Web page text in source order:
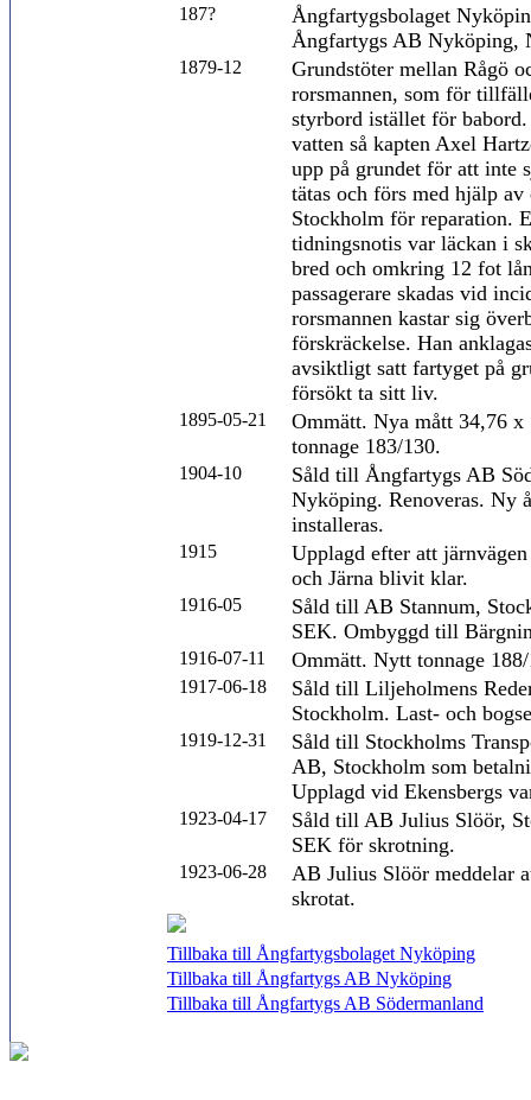
187?
Ångfartygsbolaget
Ångfartygs AB Nyköping,
1879-12
Grundstöter mellan Rågö
rorsmannen, som för
styrbord istället för
vatten så kapten Axel
upp på grundet för att inte
tätas och förs med hjälp
Stockholm för reparation.
tidningsnotis var läckan i
bred och omkring 12 fot
passagerare skadas vid
rorsmannen kastar sig
förskräckelse. Han
avsiktligt satt fartyget på
försökt ta sitt liv.
1895-05-21
Ommätt. Nya mått 34,76
tonnage 183/130.
1904-10
Såld till Ångfartygs AB
Nyköping. Renoveras. Ny
installeras.
1915
Upplagd efter att
och Järna blivit klar.
1916-05
Såld till AB Stannum,
SEK. Ombyggd till
1916-07-11 Ommätt. Nytt tonnage
1917-06-18
Såld till Liljeholmens
Stockholm. Last- och
1919-12-31
Såld till Stockholms
AB, Stockholm som
Upplagd vid Ekensbergs
1923-04-17
Såld till AB Julius Slöör,
SEK för skrotning.
1923-06-28
AB Julius Slöör meddelar
skrotat.
Tillbaka till Ångfartygsbolaget Nyköping
Tillbaka till Ångfartygs AB Nyköping
Tillbaka till Ångfartygs AB Södermanland